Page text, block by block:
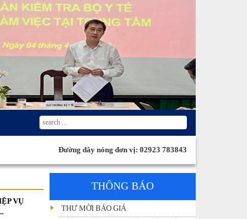
Đường dây nóng đơn vị: 02923 783843
VỤ
THÔNG BÁO
THƯ MỜI BÁO GIÁ